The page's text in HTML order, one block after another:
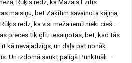
Rūķis redz, ka Mazais Ezītis
maisiņu, bet Zaķītim savainota kājiņa,
redz, ka visi meža iemītnieki cieš…
preces tik glīti iesaiņotas, bet, kad tās
kā nevajadzīgs, un daļa pat nonāk
Un izdomā saukt palīgā Punktuāli –